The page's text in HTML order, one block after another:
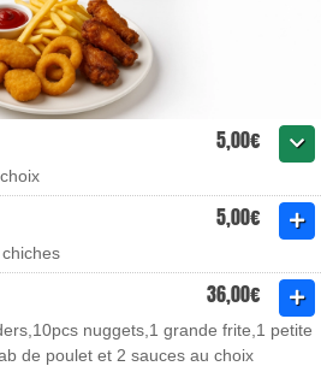
5,00€
5,00€
36,00€
nuggets,1 grande frite,1 petite
de poulet et 2 sauces au choix